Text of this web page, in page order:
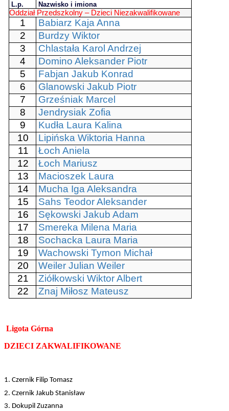
L.p. Nazwisko i imiona
Oddział Przedszkolny – Dzieci Niezakwalifikowane
1
Babiarz Kaja Anna
2
Burdzy Wiktor
3
Chlastała Karol Andrzej
4
Domino Aleksander Piotr
5
Fabjan Jakub Konrad
6
Glanowski Jakub Piotr
7
Grześniak Marcel
8
Jendrysiak Zofia
9
Kudła Laura Kalina
10
Lipińska Wiktoria Hanna
11
Łoch Aniela
12
Łoch Mariusz
13
Macioszek Laura
14
Mucha Iga Aleksandra
15
Sahs Teodor Aleksander
16
Sękowski Jakub Adam
17
Smereka Milena Maria
18
Sochacka Laura Maria
19
Wachowski Tymon Michał
20
Weiler Julian Weiler
21
Ziółkowski Wiktor Albert
22
Znaj Miłosz Mateusz
Ligota Górna
DZIECI ZAKWALIFIKOWANE
1. Czernik Filip Tomasz
2. Czernik Jakub Stanisław
3. Dokupil Zuzanna